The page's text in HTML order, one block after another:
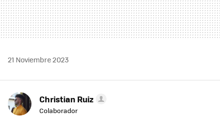
21 Noviembre 2023
Christian Ruiz
Colaborador